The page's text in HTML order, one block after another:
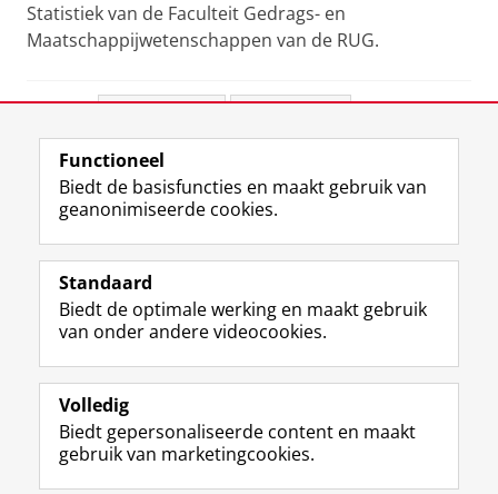
Statistiek van de Faculteit Gedrags- en
Maatschappijwetenschappen van de RUG.
View this page in:English
Volg de RUG
F
a
e
b
o
p
a
L
i
k
e
I
-
p
R
S
-
f
e
R
I
n
t
r
m
Y
o
T
e
k
Studiekiezers
Alumni
Over ons
Functioneel
Biedt de basisfuncties en maakt gebruik van
geanonimiseerde cookies.
Standaard
Biedt de optimale werking en maakt gebruik
van onder andere videocookies.
Volledig
Biedt gepersonaliseerde content en maakt
gebruik van marketingcookies.